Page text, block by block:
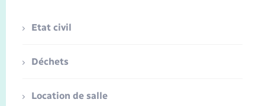
Etat civil
Déchets
Location de salle